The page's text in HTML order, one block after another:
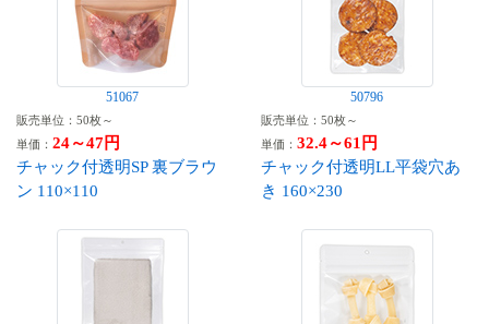
51067
販売単位：50枚～
単価： 24～47円
チャック付透明SP 裏ブラウ
ン 110×110
50796
販売単位：50枚～
単価： 32.4～61円
チャック付透明LL平袋穴あ
き 160×230